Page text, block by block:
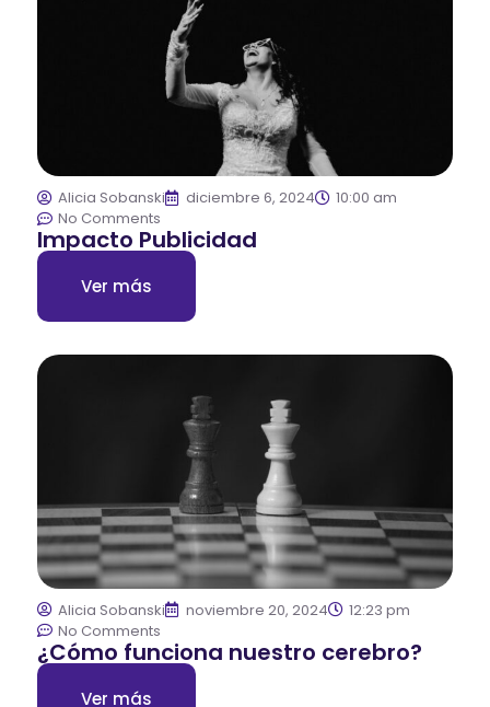
Alicia Sobanski diciembre 6, 2024
10:00 am
No Comments
Impacto Publicidad
Ver más
Alicia Sobanski noviembre 20, 2024
12:23 pm
No Comments
¿Cómo funciona nuestro cerebro?
Ver más